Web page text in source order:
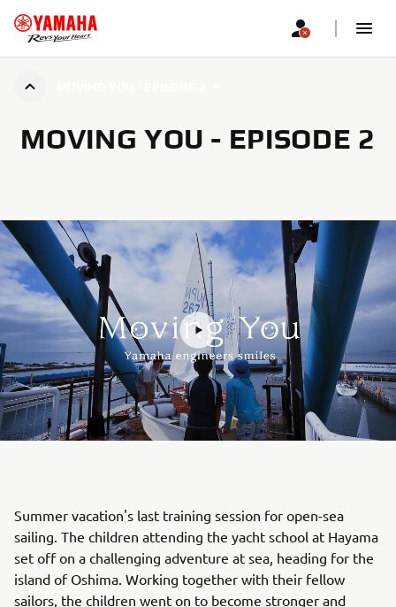
MOVING YOU - EPISODE 2
Summer vacation's last training session for open-sea
sailing. The children attending the yacht school at Hayama
set off on a challenging adventure at sea, heading for the
island of Oshima. Working together with their fellow
sailors, the children went on to become stronger and